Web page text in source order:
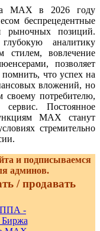
MAX в 2026 году
беспрецедентные
рыночных позиций.
аналитику
стилем, вовлечение
позволяет
что успех на
вложений, но
своему потребителю,
сервис. Постоянное
MAX станут
стремительно
и подписываемся
админов.
/ продавать